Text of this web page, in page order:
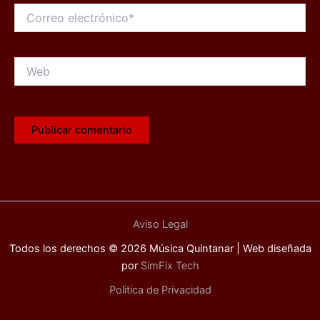
electrónico*
Aviso Legal
Todos los derechos © 2026 Música Quintanar | Web diseñada
porSimFix Tech
Politica de Privacidad